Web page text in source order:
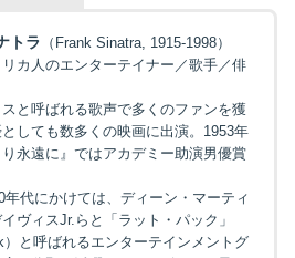
トラ
（Frank Sinatra, 1915-1998）
カ人のエンターテイナー／歌手／俳
と呼ばれる歌声で多くのファンを獲
しても数多くの映画に出演。1953年
永遠に』ではアカデミー助演男優賞
年代にかけては、ディーン・マーティ
ヴィスJr.らと「ラット・パック」
）と呼ばれるエンターテインメントグ